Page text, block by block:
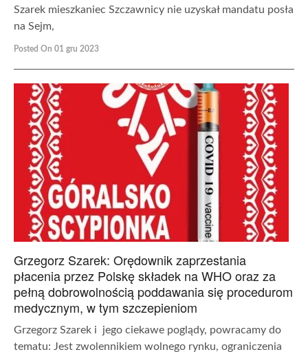
Szarek mieszkaniec Szczawnicy nie uzyskał mandatu posła
na Sejm,
Posted On 01 gru 2023
Grzegorz Szarek: Orędownik zaprzestania
płacenia przez Polskę składek na WHO oraz za
pełną dobrowolnością poddawania się procedurom
medycznym, w tym szczepieniom
Grzegorz Szarek i jego ciekawe poglądy, powracamy do
tematu: Jest zwolennikiem wolnego rynku, ograniczenia